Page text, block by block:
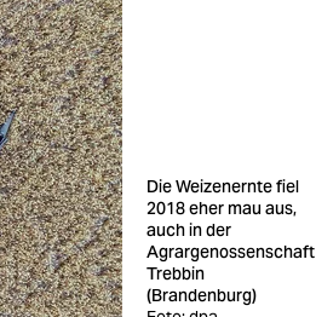
Die Weizenernte fiel
2018 eher mau aus,
auch in der
Agrargenossenschaft
Trebbin
(Brandenburg)